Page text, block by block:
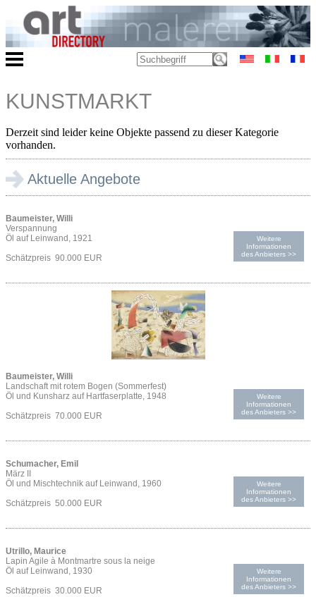
KUNSTMARKT
Derzeit sind leider keine Objekte passend zu dieser Kategorie
vorhanden.
Aktuelle Angebote
Baumeister, Willi
Verspannung
Öl auf Leinwand, 1921
Schätzpreis 90.000 EUR
Weitere
Informationen
des Anbieters >>
Baumeister, Willi
Landschaft mit rotem Bogen (Sommerfest)
Öl und Kunsharz auf Hartfaserplatte, 1948
Schätzpreis 70.000 EUR
Weitere
Informationen
des Anbieters >>
Schumacher, Emil
März II
Öl und Mischtechnik auf Leinwand, 1960
Schätzpreis 50.000 EUR
Weitere
Informationen
des Anbieters >>
Utrillo, Maurice
Lapin Agile à Montmartre sous la neige
Öl auf Leinwand, 1930
Schätzpreis 30.000 EUR
Weitere
Informationen
des Anbieters >>